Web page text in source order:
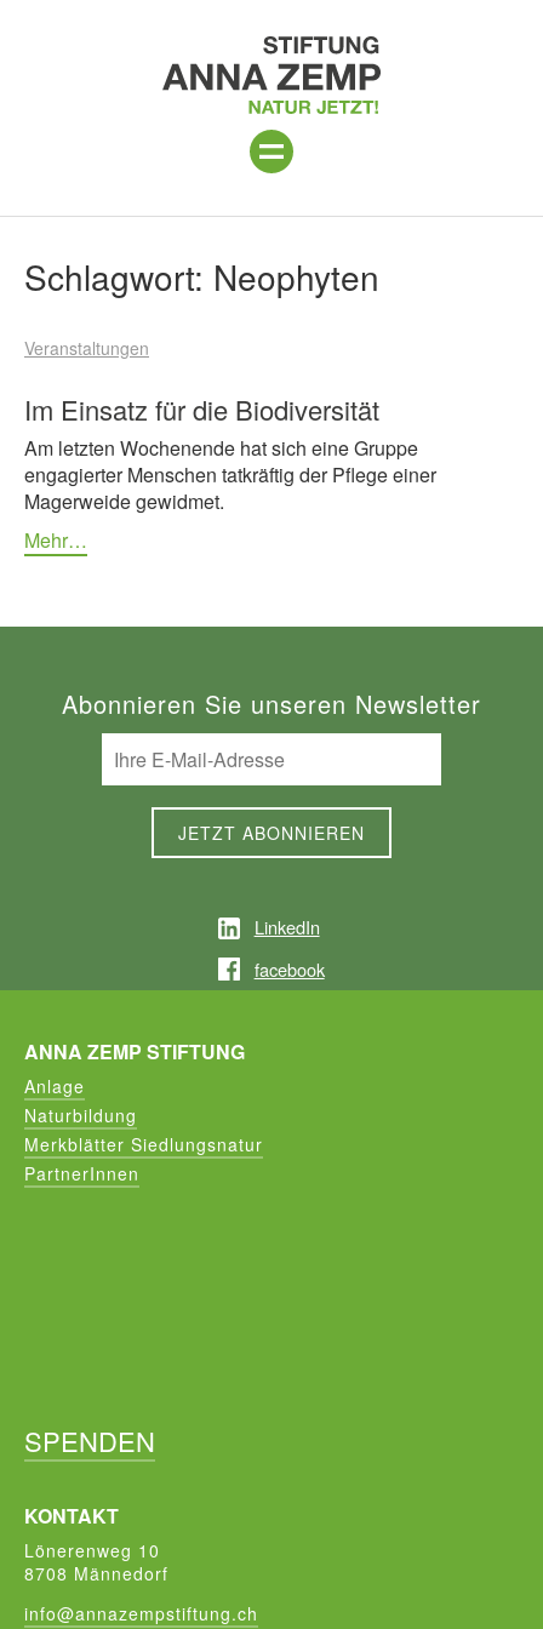
PROGRAMM 2026
PROJEKTE
BESUCH
UNTERSTÜTZEN
ÜBER UNS
Schlagwort: Neophyten
Veranstaltungen
Im Einsatz für die Biodiversität
Am letzten Wochenende hat sich eine Gruppe
engagierter Menschen tatkräftig der Pflege einer
Magerweide gewidmet.
Mehr…
Abonnieren Sie unseren Newsletter
LinkedIn
facebook
ANNA ZEMP STIFTUNG
Anlage
Naturbildung
Merkblätter Siedlungsnatur
PartnerInnen
SPENDEN
KONTAKT
Lönerenweg 10
8708 Männedorf
info@annazempstiftung.ch